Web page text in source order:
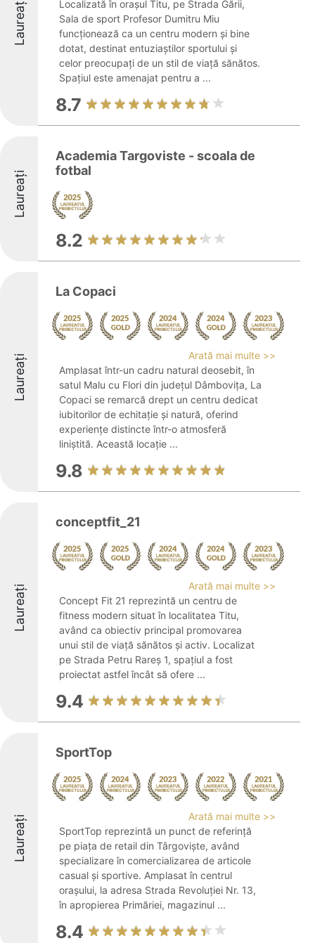
Laureați
Localizată în orașul Titu, pe Strada Gării,
Sala de sport Profesor Dumitru Miu
funcționează ca un centru modern și bine
dotat, destinat entuziaștilor sportului și
celor preocupați de un stil de viață sănătos.
Spațiul este amenajat pentru a ...
8.7
Laureați
Academia Targoviste - scoala de
fotbal
8.2
Laureați
La Copaci
Arată mai multe >>
Amplasat într-un cadru natural deosebit, în
satul Malu cu Flori din județul Dâmbovița, La
Copaci se remarcă drept un centru dedicat
iubitorilor de echitație și natură, oferind
experiențe distincte într-o atmosferă
liniștită. Această locație ...
9.8
Laureați
conceptfit_21
Arată mai multe >>
Concept Fit 21 reprezintă un centru de
fitness modern situat în localitatea Titu,
având ca obiectiv principal promovarea
unui stil de viață sănătos și activ. Localizat
pe Strada Petru Rareș 1, spațiul a fost
proiectat astfel încât să ofere ...
9.4
Laureați
SportTop
Arată mai multe >>
SportTop reprezintă un punct de referință
pe piața de retail din Târgoviște, având
specializare în comercializarea de articole
casual și sportive. Amplasat în centrul
orașului, la adresa Strada Revoluției Nr. 13,
în apropierea Primăriei, magazinul ...
8.4